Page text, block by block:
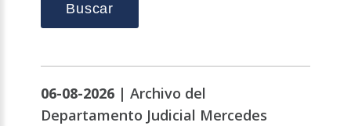
Buscar
06-08-2026 |Archivo del
Departamento Judicial Mercedes